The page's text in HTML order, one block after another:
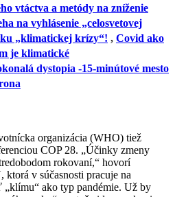
vtáctva a metódy na zníženie
na vyhlásenie „celosvetovej
„klimatickej krízy“! , Covid ako
je klimatické
dystopia -15-minútové mesto
organizácia (WHO) tiež
COP 28. „Účinky zmeny
rokovaní,“ hovorí
ktorá v súčasnosti pracuje na
ako typ pandémie. Už by